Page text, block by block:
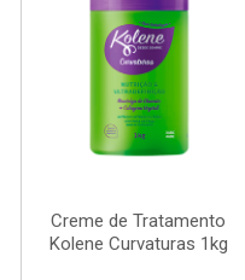
Creme de Tratamento
Kolene Curvaturas 1kg